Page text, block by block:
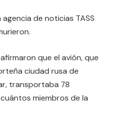
de noticias TASS
que el avión, que
ciudad rusa de
transportaba 78
miembros de la